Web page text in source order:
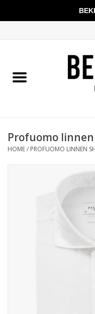
Mannen
KADOBONNEN
Profuomo
HOME/ PROFUOMO LINNEN